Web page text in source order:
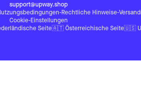
support@upway.shop
-Rechtliche Hinweise-
Cookie-Einstellungen
Seite🇦🇹 Österreichische Seite🇺🇸